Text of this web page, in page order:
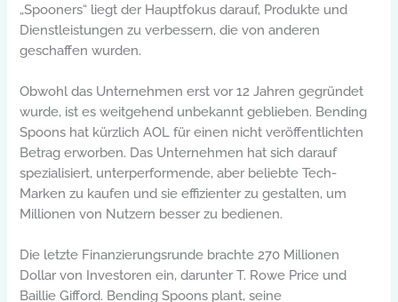
„Spooners“ liegt der Hauptfokus darauf, Produkte und
Dienstleistungen zu verbessern, die von anderen
geschaffen wurden.
Obwohl das Unternehmen erst vor 12 Jahren gegründet
wurde, ist es weitgehend unbekannt geblieben. Bending
Spoons hat kürzlich AOL für einen nicht veröffentlichten
Betrag erworben. Das Unternehmen hat sich darauf
spezialisiert, unterperformende, aber beliebte Tech-
Marken zu kaufen und sie effizienter zu gestalten, um
Millionen von Nutzern besser zu bedienen.
Die letzte Finanzierungsrunde brachte 270 Millionen
Dollar von Investoren ein, darunter T. Rowe Price und
Baillie Gifford. Bending Spoons plant, seine